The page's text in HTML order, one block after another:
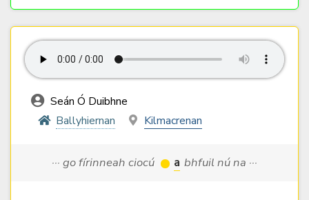
Seán Ó Duibhne
Ballyhiernan
Kilmacrenan
··· go fírinneah ciocú a bhfuil nú na ···